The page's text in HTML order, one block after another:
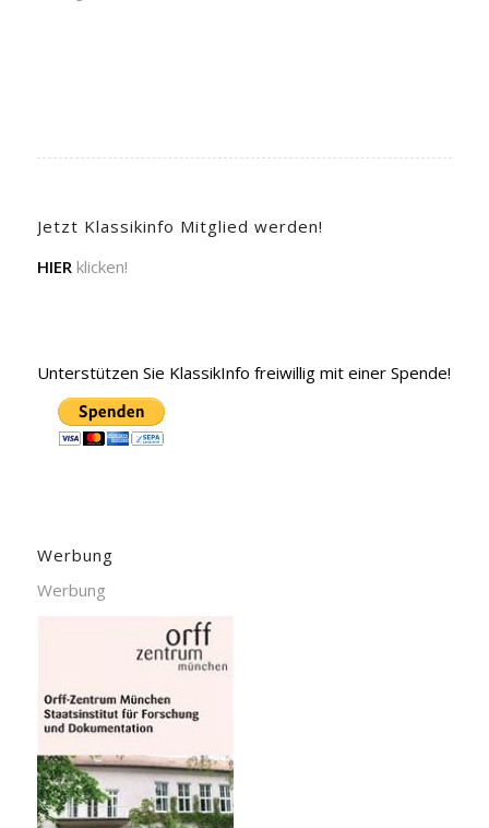
Jetzt Klassikinfo Mitglied werden!
HIER klicken!
Unterstützen Sie KlassikInfo freiwillig mit einer Spende!
Werbung
Werbung